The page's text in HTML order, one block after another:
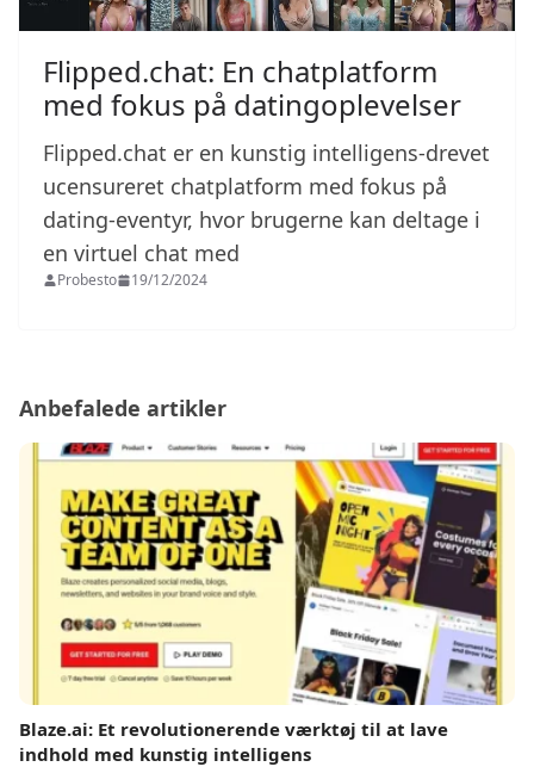
Flipped.chat: En chatplatform
med fokus på datingoplevelser
Flipped.chat er en kunstig intelligens-drevet
ucensureret chatplatform med fokus på
dating-eventyr, hvor brugerne kan deltage i
en virtuel chat med
Probesto 19/12/2024
Anbefalede artikler
Blaze.ai: Et revolutionerende værktøj til at lave
indhold med kunstig intelligens